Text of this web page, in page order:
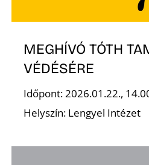
MEGHÍVÓ TÓTH
VÉDÉSÉRE
Időpont: 2026.01.22.,
Helyszín: Lengyel Intézet